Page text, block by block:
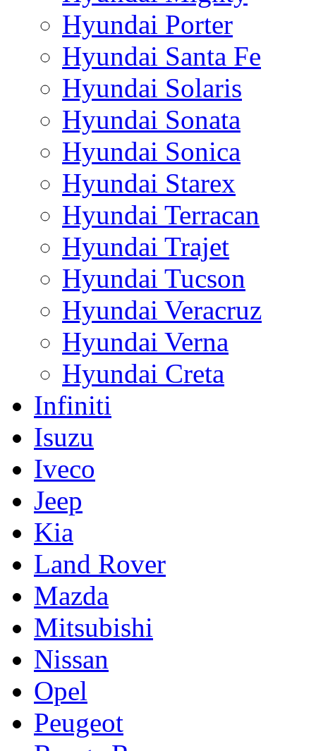
Hyundai Porter
Hyundai Santa Fe
Hyundai Solaris
Hyundai Sonata
Hyundai Sonica
Hyundai Starex
Hyundai Terracan
Hyundai Trajet
Hyundai Tucson
Hyundai Veracruz
Hyundai Verna
Hyundai Creta
Infiniti
Isuzu
Iveco
Jeep
Kia
Land Rover
Mazda
Mitsubishi
Nissan
Opel
Peugeot